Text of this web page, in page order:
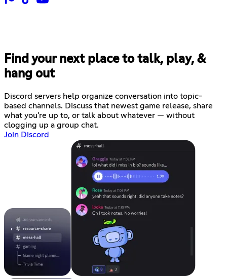
Find your next place to talk, play, &
hang out
Discord servers help organize conversation into topic-
based channels. Discuss that newest game release, share
what you're up to, or talk about whatever — without
clogging up a group chat.
Join Discord